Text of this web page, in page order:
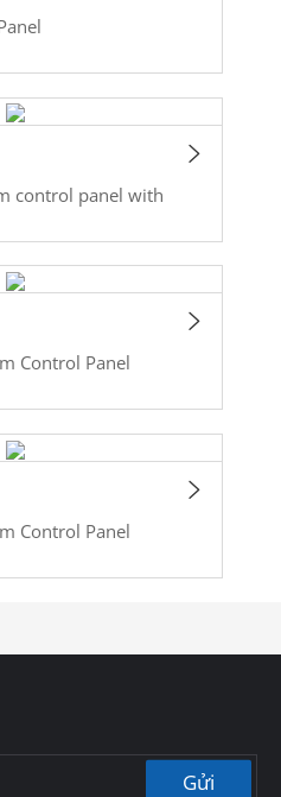
control panel with
Control Panel
Control Panel
Gửi